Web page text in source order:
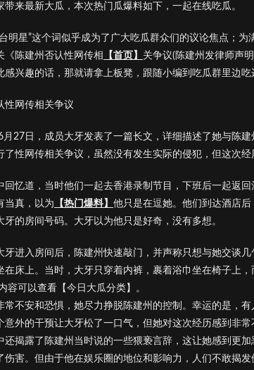
带来最新大瓜，本次热门瓜爆料如下，一起在线吃瓜。
明星”这个词似乎成为了广大吃瓜群众们的议论焦点；
《陈建州否认性网传相
【首页】 关争议(陈建州发律师声
感兴趣的话，那就请拿上板凳，跟随小编到吃瓜群里边吃
性网传相关争议
月27日，成员大牙发表了一篇长文，详细描述了她与陈
了性网传相关争议，虽然没有发生实际的侵犯，但这次经
回忆道，当时他们一起去香港录制节目，下班后一起返
当真，以为 【热门爆料】 他只是在逗她。他们到达酒店
牙的房间号码。大牙以为他只是好奇，没有多想。
牙进入房间后，陈建州快速敲门，并声称只想与她交谈
在床上。当时，大牙只穿着内裤，裹着浴巾坐在椅子上
容可以查看【今日大瓜分类】。
常不安和恐惧，她尽力挣脱陈建州的控制。幸运的是，
意外的干预让大牙松了一口气，但她对这次经历感到非常
还揭露了陈建州当时说的一些猥亵言辞，这让她感到更
伤害。但由于他在娱乐圈的地位和影响力，人们不敢揭